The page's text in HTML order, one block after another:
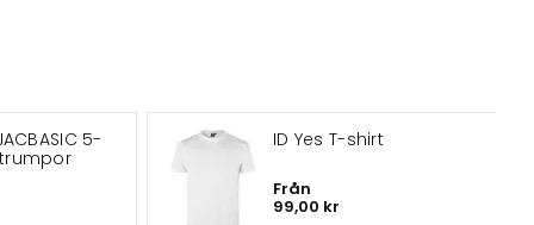
5-
ID Yes T-shirt
Från
99,00 kr